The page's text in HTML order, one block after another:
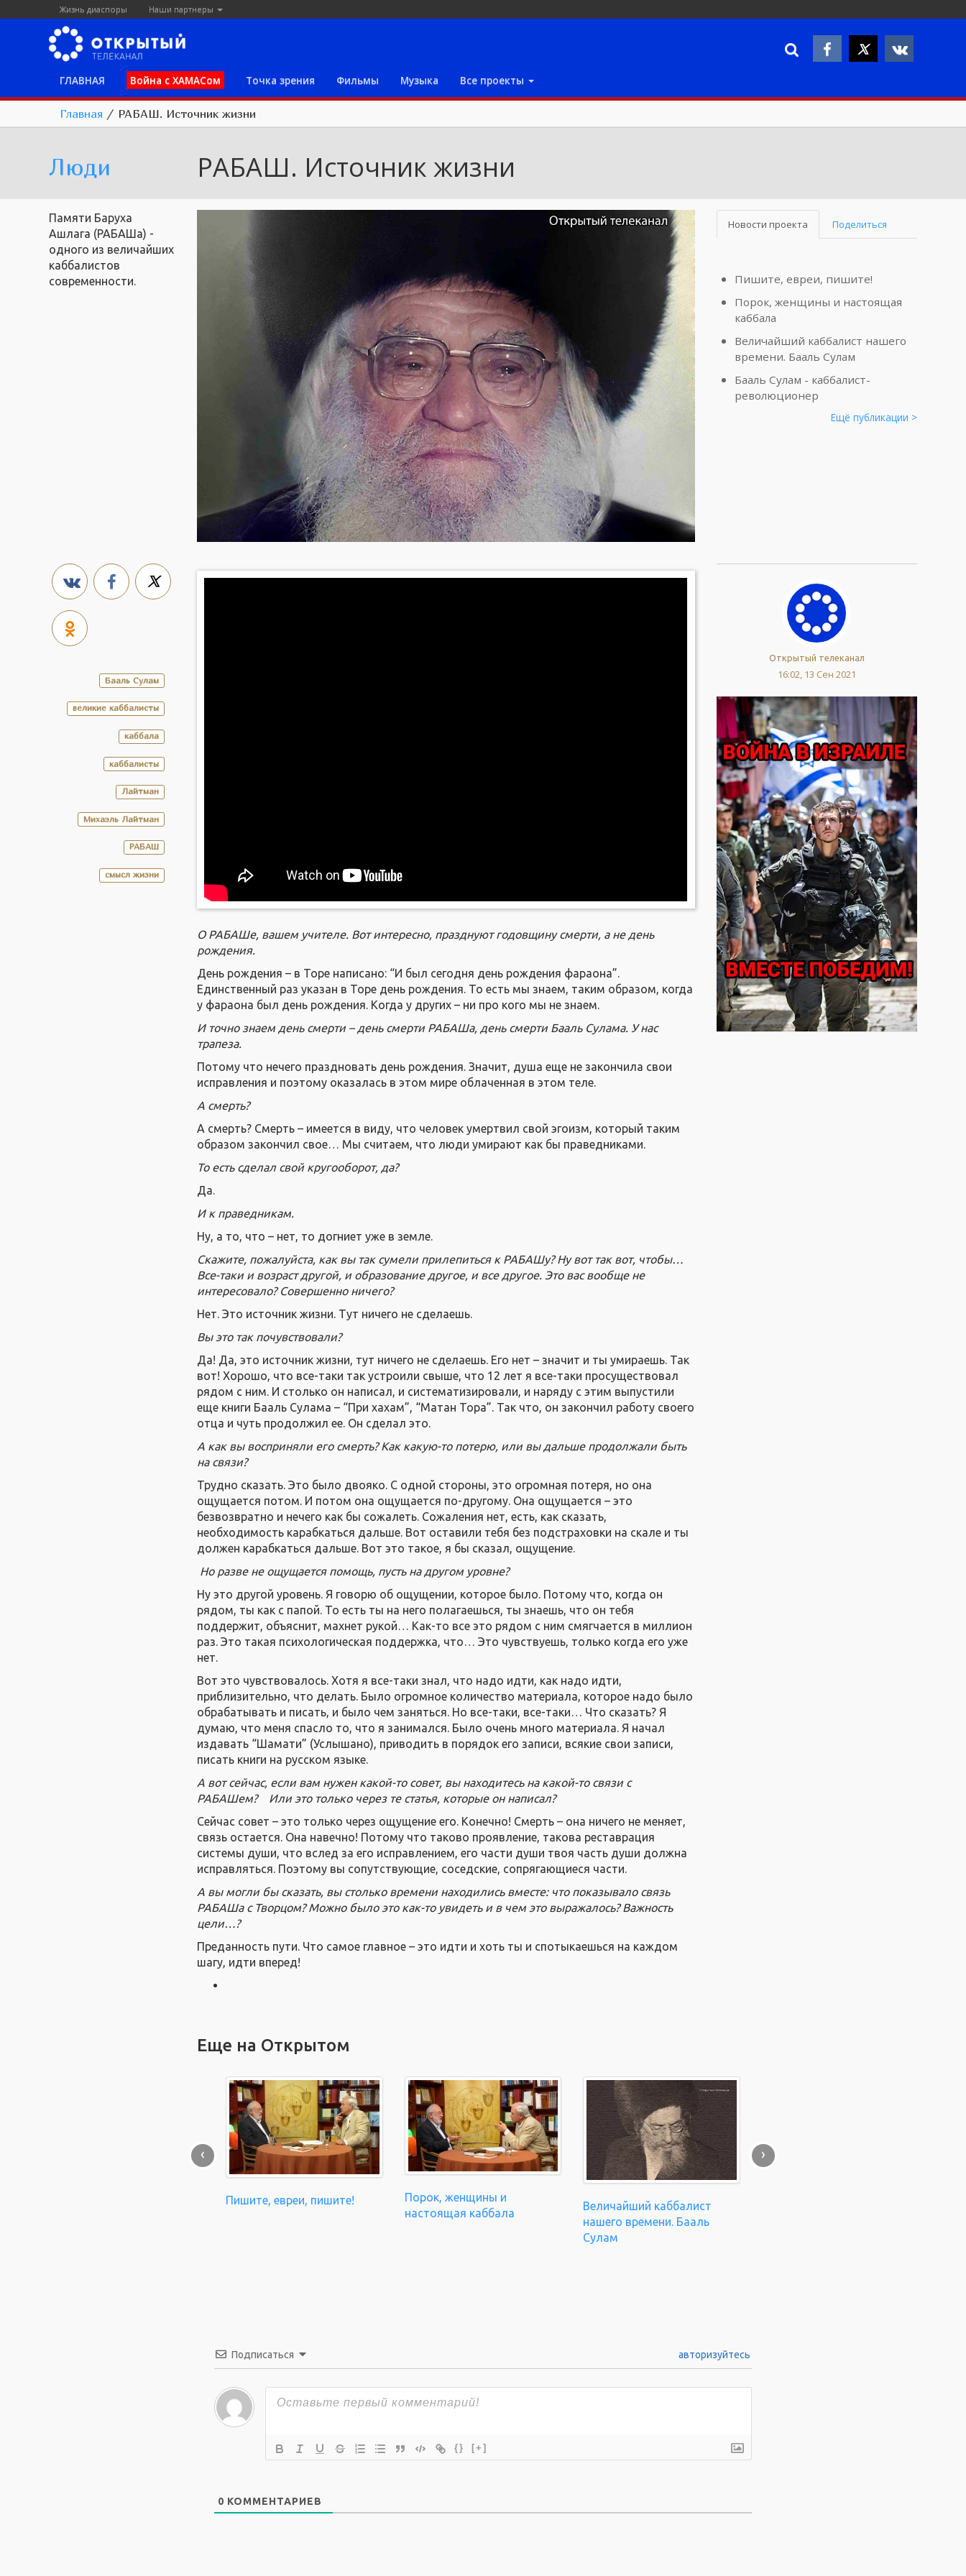
Жизнь диаспоры Наши партнеры
ГЛАВНАЯ Война с ХАМАСом Точка зрения Фильмы Музыка Все проекты
Главная / РАБАШ. Источник жизни
Люди РАБАШ. Источник жизни
Памяти Баруха
Ашлага (РАБАШа) -
одного из величайших
каббалистов
современности.
Новости проекта Поделиться
Пишите, евреи, пишите!
Порок, женщины и настоящая
каббала
Величайший каббалист нашего
времени. Бааль Сулам
Бааль Сулам - каббалист-
революционер
Ещё публикации >
Бааль Сулам
великие каббалисты
каббала
каббалисты
Лайтман
Михаэль Лайтман
РАБАШ
смысл жизни
О РАБАШе, вашем учителе. Вот интересно, празднуют годовщину смерти, а не день
рождения.
День рождения – в Торе написано: “И был сегодня день рождения фараона”.
Единственный раз указан в Торе день рождения. То есть мы знаем, таким образом, когда
у фараона был день рождения. Когда у других – ни про кого мы не знаем.
И точно знаем день смерти – день смерти РАБАШа, день смерти Бааль Сулама. У нас
трапеза.
Потому что нечего праздновать день рождения. Значит, душа еще не закончила свои
исправления и поэтому оказалась в этом мире облаченная в этом теле.
А смерть?
А смерть? Смерть – имеется в виду, что человек умертвил свой эгоизм, который таким
образом закончил свое… Мы считаем, что люди умирают как бы праведниками.
То есть сделал свой кругооборот, да?
Да.
И к праведникам.
Ну, а то, что – нет, то догниет уже в земле.
Скажите, пожалуйста, как вы так сумели прилепиться к РАБАШу? Ну вот так вот, чтобы…
Все-таки и возраст другой, и образование другое, и все другое. Это вас вообще не
интересовало? Совершенно ничего?
Нет. Это источник жизни. Тут ничего не сделаешь.
Вы это так почувствовали?
Да! Да, это источник жизни, тут ничего не сделаешь. Его нет – значит и ты умираешь. Так
вот! Хорошо, что все-таки так устроили свыше, что 12 лет я все-таки просуществовал
рядом с ним. И столько он написал, и систематизировали, и наряду с этим выпустили
еще книги Бааль Сулама – “При хахам”, “Матан Тора”. Так что, он закончил работу своего
отца и чуть продолжил ее. Он сделал это.
А как вы восприняли его смерть? Как какую-то потерю, или вы дальше продолжали быть
на связи?
Трудно сказать. Это было двояко. С одной стороны, это огромная потеря, но она
ощущается потом. И потом она ощущается по-другому. Она ощущается – это
безвозвратно и нечего как бы сожалеть. Сожаления нет, есть, как сказать,
необходимость карабкаться дальше. Вот оставили тебя без подстраховки на скале и ты
должен карабкаться дальше. Вот это такое, я бы сказал, ощущение.
Но разве не ощущается помощь, пусть на другом уровне?
Ну это другой уровень. Я говорю об ощущении, которое было. Потому что, когда он
рядом, ты как с папой. То есть ты на него полагаешься, ты знаешь, что он тебя
поддержит, объяснит, махнет рукой… Как-то все это рядом с ним смягчается в миллион
раз. Это такая психологическая поддержка, что… Это чувствуешь, только когда его уже
нет.
Вот это чувствовалось. Хотя я все-таки знал, что надо идти, как надо идти,
приблизительно, что делать. Было огромное количество материала, которое надо было
обрабатывать и писать, и было чем заняться. Но все-таки, все-таки… Что сказать? Я
думаю, что меня спасло то, что я занимался. Было очень много материала. Я начал
издавать “Шамати” (Услышано), приводить в порядок его записи, всякие свои записи,
писать книги на русском языке.
А вот сейчас, если вам нужен какой-то совет, вы находитесь на какой-то связи с
РАБАШем? Или это только через те статья, которые он написал?
Сейчас совет – это только через ощущение его. Конечно! Смерть – она ничего не меняет,
связь остается. Она навечно! Потому что таково проявление, такова реставрация
системы души, что вслед за его исправлением, его части души твоя часть души должна
исправляться. Поэтому вы сопутствующие, соседские, сопрягающиеся части.
А вы могли бы сказать, вы столько времени находились вместе: что показывало связь
РАБАШа с Творцом? Можно было это как-то увидеть и в чем это выражалось? Важность
цели…?
Преданность пути. Что самое главное – это идти и хоть ты и спотыкаешься на каждом
шагу, идти вперед!
Открытый телеканал
16:02, 13 Сен 2021
Еще на Открытом
Пишите, евреи, пишите!
Порок, женщины и
настоящая каббала
Величайший каббалист
нашего времени. Бааль
Сулам
‹ ›
Подписаться авторизуйтесь
{} [+]
0 КОММЕНТАРИЕВ